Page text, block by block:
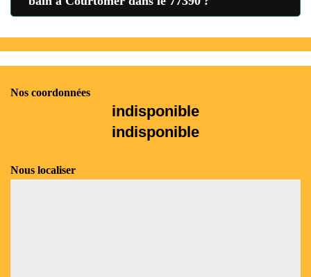
Nos coordonnées
indisponible
indisponible
Nous localiser